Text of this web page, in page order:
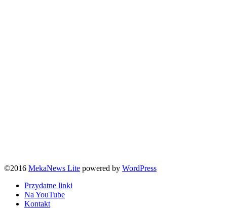
©2016 MekaNews Lite powered by WordPress
Przydatne linki
Na YouTube
Kontakt